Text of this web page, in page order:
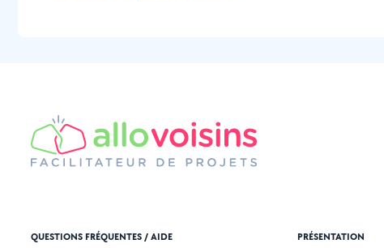
QUESTIONS FRÉQUENTES / AIDE PRÉSENTATION